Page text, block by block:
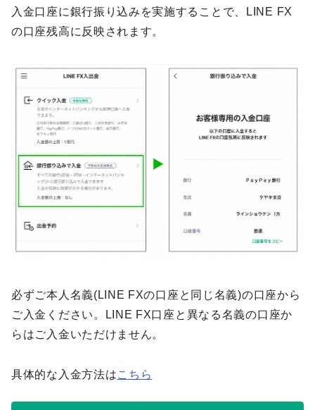
入金口座に銀行振り込みを実施することで、LINE FX
の口座残高に反映されます。
必ずご本人名義(LINE FXの口座と同じ名義)の口座から
ご入金ください。LINE FX口座と異なる名義の口座か
らはご入金いただけません。
具体的な入金方法はこちら